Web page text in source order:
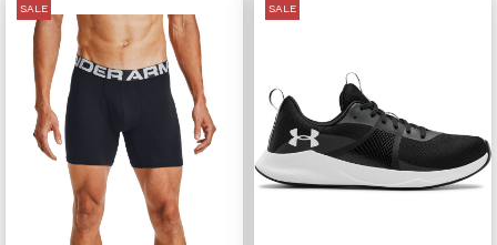
SALE SALE